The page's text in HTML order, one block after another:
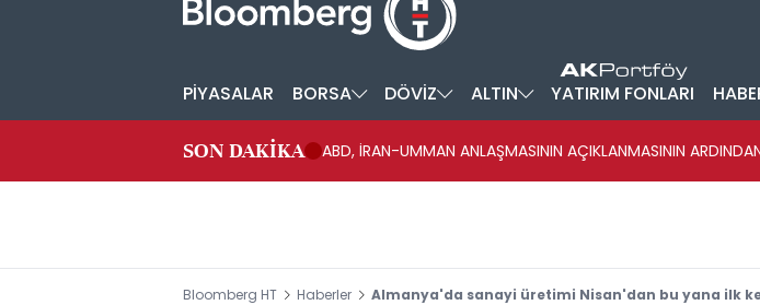
PİYASALAR BORSA DÖVİZ ALTIN YATIRIM FONLARI
SON DAKİKA ABD, İRAN-UMMAN ANLAŞMASININ AÇIKLANMASININ
Bloomberg HT Haberler Almanya'da sanayi üretimi Nisan'dan bu yana ilk